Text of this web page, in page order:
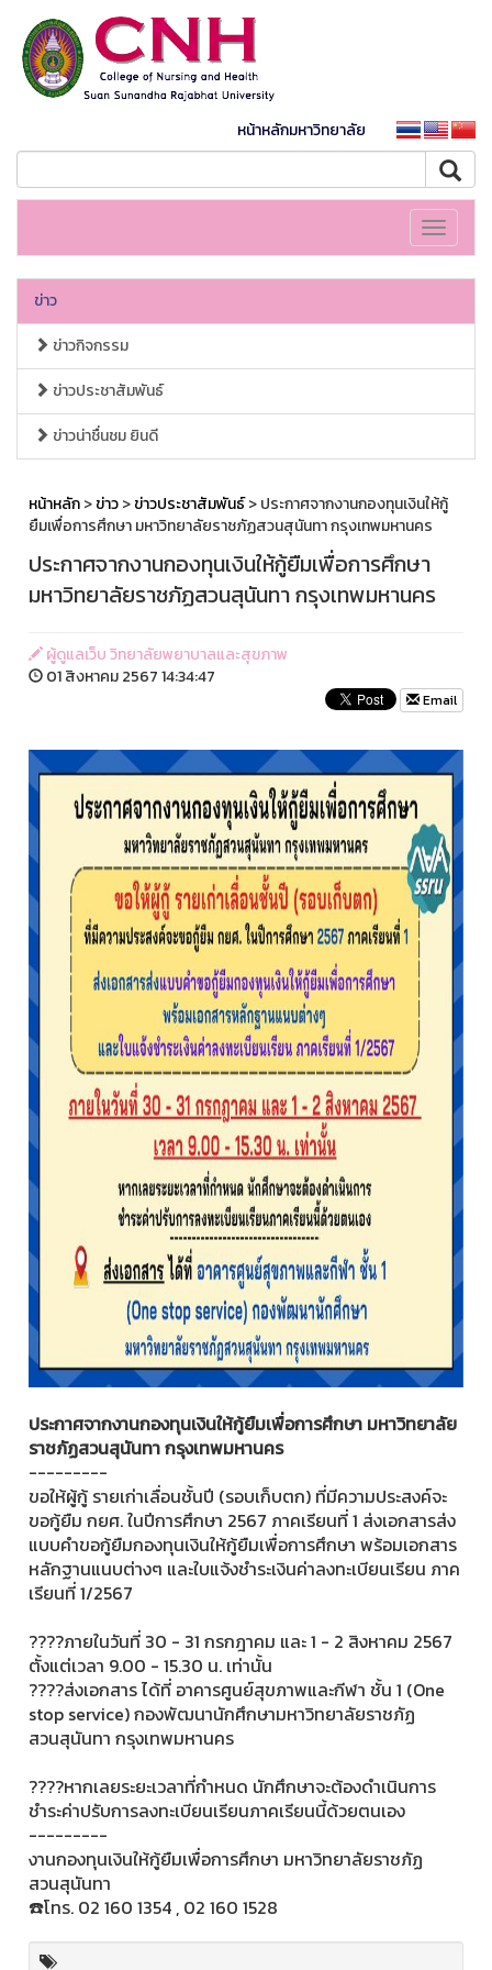
หน้าหลักมหาวิทยาลัย
Toggle
ข่าว
ข่าวกิจกรรม
ข่าวประชาสัมพันธ์
ข่าวน่าชื่นชม ยินดี
หน้าหลัก>ข่าว>ข่าวประชาสัมพันธ์> ประกาศจากงานกองทุนเงินให้กู้
ยืมเพื่อการศึกษา มหาวิทยาลัยราชภัฏสวนสุนันทา กรุงเทพมหานคร
ประกาศจากงานกองทุนเงินให้กู้ยืมเพื่อการศึกษา
มหาวิทยาลัยราชภัฏสวนสุนันทา กรุงเทพมหานคร
ผู้ดูแลเว็บ วิทยาลัยพยาบาลและสุขภาพ
01 สิงหาคม 2567 14:34:47
Email
ประกาศจากงานกองทุนเงินให้กู้ยืมเพื่อการศึกษา มหาวิทยาลัย
ราชภัฏสวนสุนันทา กรุงเทพมหานคร
---------
ขอให้ผู้กู้ รายเก่าเลื่อนชั้นปี (รอบเก็บตก) ที่มีความประสงค์จะ
ขอกู้ยืม กยศ. ในปีการศึกษา 2567 ภาคเรียนที่ 1 ส่งเอกสารส่ง
แบบคำขอกู้ยืมกองทุนเงินให้กู้ยืมเพื่อการศึกษา พร้อมเอกสาร
หลักฐานแนบต่างๆ และใบแจ้งชำระเงินค่าลงทะเบียนเรียน ภาค
เรียนที่ 1/2567
????ภายในวันที่ 30 - 31 กรกฎาคม และ 1 - 2 สิงหาคม 2567
ตั้งแต่เวลา 9.00 - 15.30 น. เท่านั้น
????ส่งเอกสาร ได้ที่ อาคารศูนย์สุขภาพและกีฬา ชั้น 1 ( One
stop service) กองพัฒนานักศึกษามหาวิทยาลัยราชภัฏ
สวนสุนันทา กรุงเทพมหานคร
????หากเลยระยะเวลาที่กำหนด นักศึกษาจะต้องดำเนินการ
ชำระค่าปรับการลงทะเบียนเรียนภาคเรียนนี้ด้วยตนเอง
---------
งานกองทุนเงินให้กู้ยืมเพื่อการศึกษา มหาวิทยาลัยราชภัฏ
สวนสุนันทา
☎️โทร. 02 160 1354 , 02 160 1528